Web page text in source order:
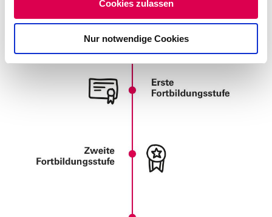
Cookies zulassen
Nur notwendige Cookies